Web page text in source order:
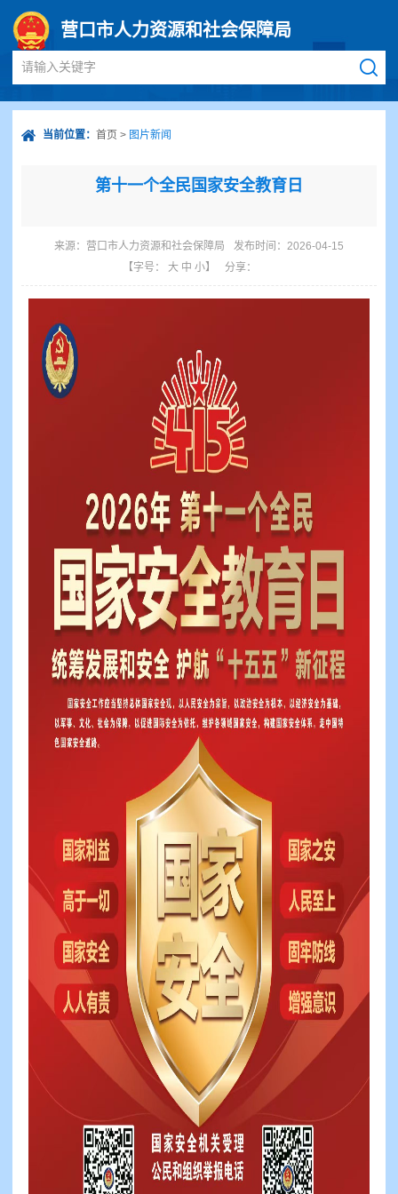
营口市人力资源和社会保障局
请输入关键字
当前位置： 首页 > 图片新闻
第十一个全民国家安全教育日
来源： 营口市人力资源和社会保障局
发布时间：2026-04-15
【字号： 大 中 小】 分享：